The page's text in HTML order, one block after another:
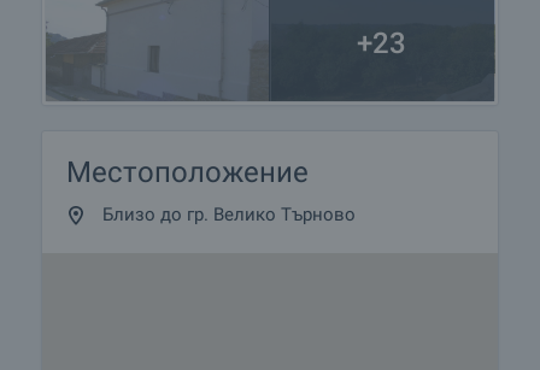
+23
Местоположение
Близо до гр. Велико Търново